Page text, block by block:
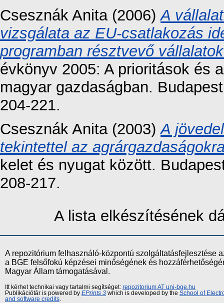
Csesznák Anita(2006)A
vizsgálata az EU-csatlakozás
programban résztvevő
évkönyv 2005: A prioritások és
magyar gazdaságban.
204-221.
Csesznák Anita(2003)A
tekintettel az
kelet és nyugat között.
208-217.
A lista elkészítésének
A repozitórium felhasználó-központú szolgáltatásfejlesztése
a BGE felsőfokú képzései minőségének és
Magyar Állam támogatásával.
Itt kérhet technikai vagy tartalmi segítséget: repozitorium AT uni-bge.hu
Publikációtár is powered by EPrints 3 which is developed by the School of
and software credits